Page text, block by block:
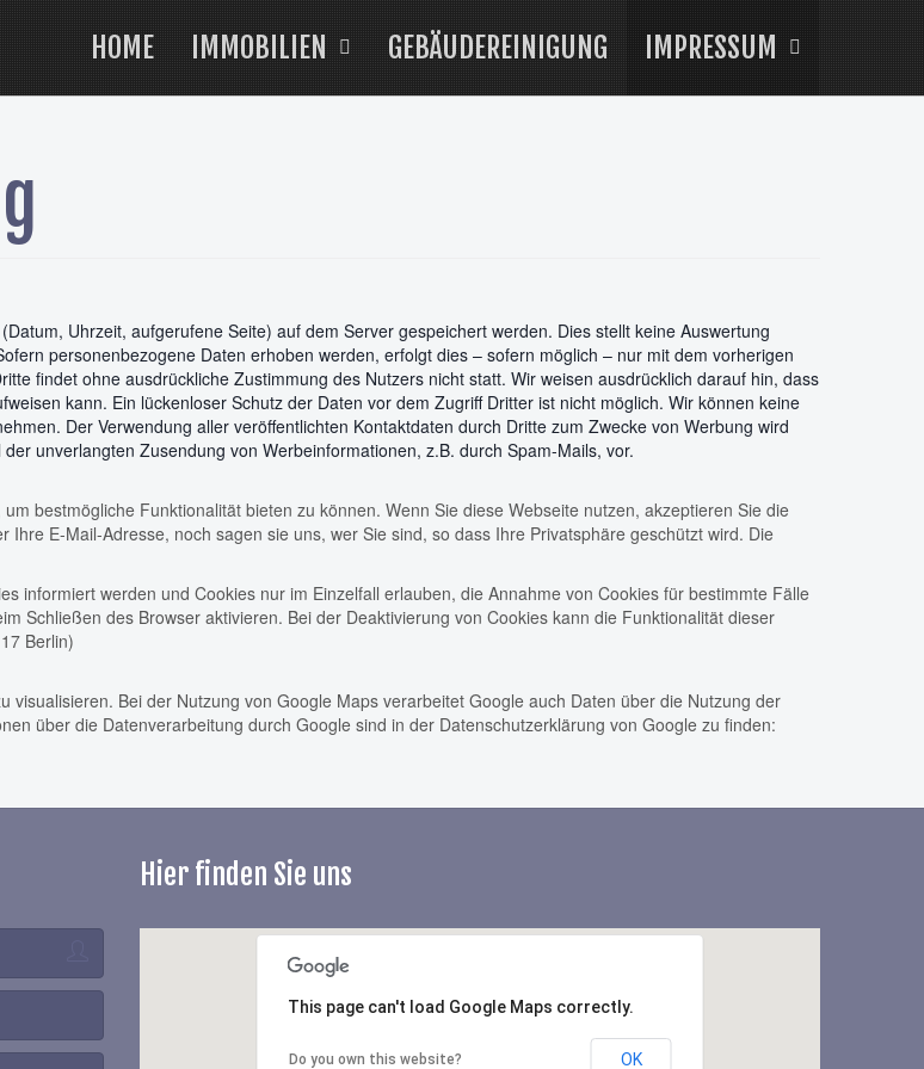
HOME IMMOBILIEN GEBÄUDEREINIGUNG IMPRESSUM
Uhrzeit, aufgerufene Seite) auf dem Server gespeichert werden. Dies stellt keine Auswertung
personenbezogene Daten erhoben werden, erfolgt dies – sofern möglich – nur mit dem vorherigen
findet ohne ausdrückliche Zustimmung des Nutzers nicht statt. Wir weisen ausdrücklich darauf hin, dass
kann. Ein lückenloser Schutz der Daten vor dem Zugriff Dritter ist nicht möglich. Wir können keine
Der Verwendung aller veröffentlichten Kontaktdaten durch Dritte zum Zwecke von Werbung wird
unverlangten Zusendung von Werbeinformationen, z.B. durch Spam-Mails, vor.
bestmögliche Funktionalität bieten zu können. Wenn Sie diese Webseite nutzen, akzeptieren Sie die
E-Mail-Adresse, noch sagen sie uns, wer Sie sind, so dass Ihre Privatsphäre geschützt wird. Die
informiert werden und Cookies nur im Einzelfall erlauben, die Annahme von Cookies für bestimmte Fälle
Schließen des Browser aktivieren. Bei der Deaktivierung von Cookies kann die Funktionalität dieser
Berlin)
Bei der Nutzung von Google Maps verarbeitet Google auch Daten über die Nutzung der
über die Datenverarbeitung durch Google sind in der Datenschutzerklärung von Google zu finden:
Hier finden Sie uns
This page can't load Google Maps correctly.
Do you own this website? OK